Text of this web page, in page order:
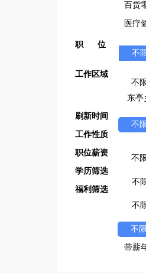
百货
医疗
职 位
不
工作区域
不
东亭
刷新时间
不
工作性质
不
职位薪资
不
学历筛选
不
福利筛选
不限
带薪